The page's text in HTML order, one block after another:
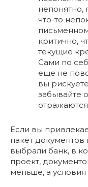
непонятно,
что-то
критично,
текущие
Сами по
еще не
вы
забывайте
Если вы
пакет документов
выбрали банк, в
проект,
меньше, а